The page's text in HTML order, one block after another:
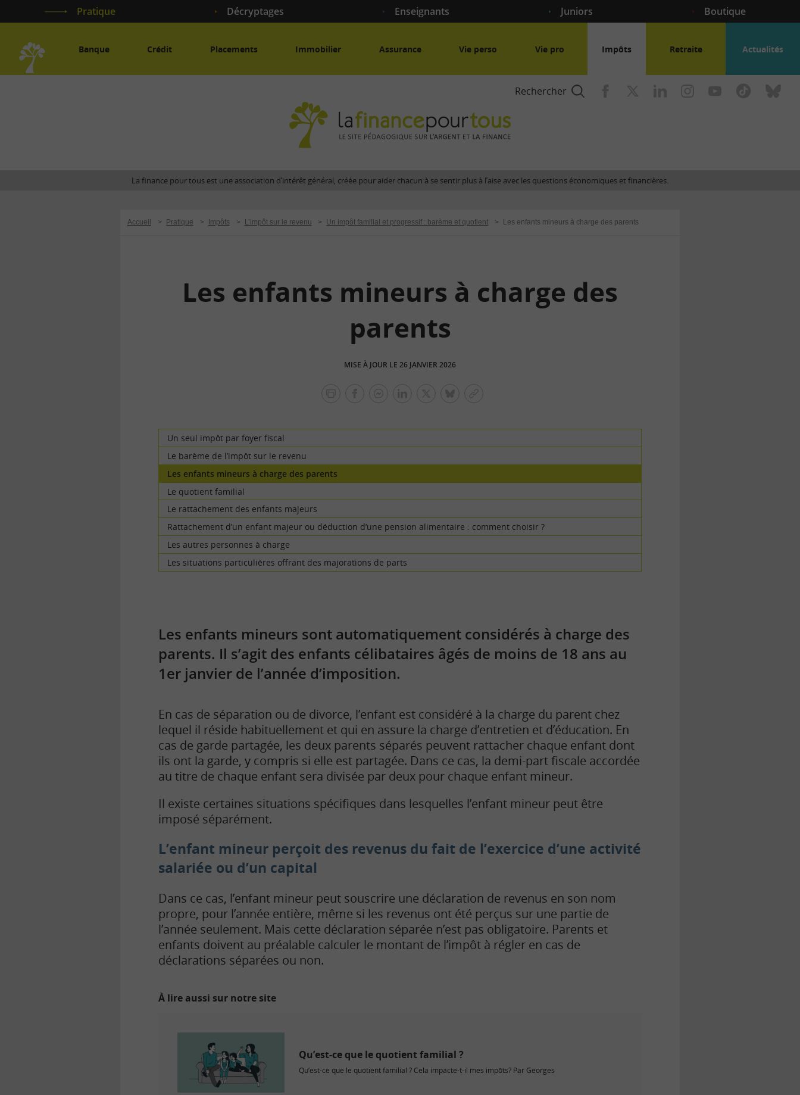
Pratique Décryptages Enseignants Juniors Boutique
Banque Crédit Placements Immobilier Assurance Vie perso Vie pro Impôts Retraite Actualités
Rechercher
finance
site
l'argent
La finance pour tous est une association d’intérêt général, créée pour aider chacun à se sentir plus à l’aise avec les questions économiques et financières.
Accueil > Pratique > Impôts > L’impôt sur le revenu > Un impôt familial et progressif : barème et quotient > Les enfants mineurs à charge des parents
Les enfants mineurs à charge des
parents
MISE À JOUR LE 26 JANVIER 2026
lien
Un seul impôt par foyer fiscal
Le barème de l’impôt sur le revenu
Les enfants mineurs à charge des parents
Le quotient familial
Le rattachement des enfants majeurs
Rattachement d’un enfant majeur ou déduction d’une pension alimentaire : comment choisir ?
Les autres personnes à charge
Les situations particulières offrant des majorations de parts
Les enfants mineurs sont automatiquement considérés à charge des
parents. Il s’agit des enfants célibataires âgés de moins de 18 ans au
1er janvier de l’année d’imposition.
En cas de séparation ou de divorce, l’enfant est considéré à la charge du parent chez
lequel il réside habituellement et qui en assure la charge d’entretien et d’éducation. En
cas de garde partagée, les deux parents séparés peuvent rattacher chaque enfant dont
ils ont la garde, y compris si elle est partagée. Dans ce cas, la demi-part fiscale accordée
au titre de chaque enfant sera divisée par deux pour chaque enfant mineur.
Il existe certaines situations spécifiques dans lesquelles l’enfant mineur peut être
imposé séparément.
L’enfant mineur perçoit des revenus du fait de l’exercice d’une activité
salariée ou d’un capital
Dans ce cas, l’enfant mineur peut souscrire une déclaration de revenus en son nom
propre, pour l’année entière, même si les revenus ont été perçus sur une partie de
l’année seulement. Mais cette déclaration séparée n’est pas obligatoire. Parents et
enfants doivent au préalable calculer le montant de l’impôt à régler en cas de
déclarations séparées ou non.
À lire aussi sur notre site
Qu’est-ce que le quotient familial ?
Qu’est-ce que le quotient familial ? Cela impacte-t-il mes impôts? Par Georges